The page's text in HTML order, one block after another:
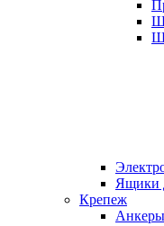
Ящики
Крепеж
Анкеры